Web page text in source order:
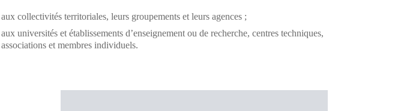
aux collectivités territoriales, leurs groupements et leurs agences ;
aux universités et établissements d’enseignement ou de recherche, centres techniques,
associations et membres individuels.